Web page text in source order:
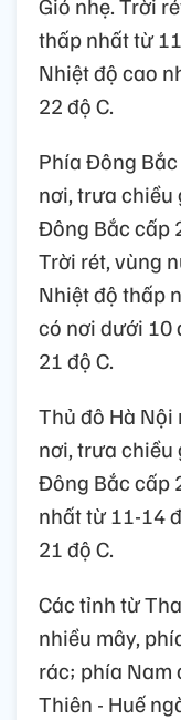
Gió nhẹ. Trời
thấp nhất từ
Nhiệt độ cao
22 độ C.
Phía Đông
nơi, trưa chiều
Đông Bắc cấp
Trời rét, vùng
Nhiệt độ thấp
có nơi dưới 10
21 độ C.
Thủ đô Hà Nội
nơi, trưa chiều
Đông Bắc cấp
nhất từ 11-14
21 độ C.
Các tỉnh từ
nhiều mây,
rác; phía Nam
Thiên - Huế